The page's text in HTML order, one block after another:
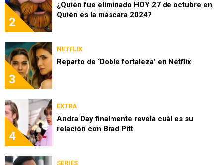
2
¿Quién fue eliminado HOY 27 de octubre en
Quién es la máscara 2024?
3
NETFLIX
Reparto de ‘Doble fortaleza’ en Netflix
4
EXTRA
Andra Day finalmente revela cuál es su
relación con Brad Pitt
SERIES